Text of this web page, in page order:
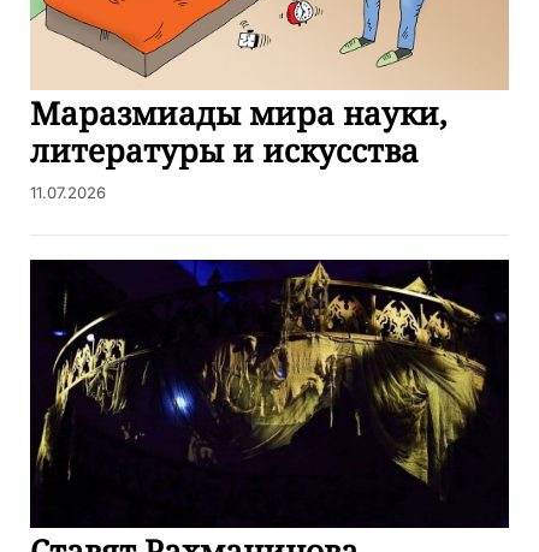
Маразмиады мира науки,
литературы и искусства
11.07.2026